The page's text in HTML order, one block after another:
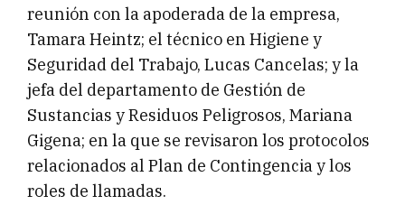
reunión con la apoderada de la empresa,
Tamara Heintz; el técnico en Higiene y
Seguridad del Trabajo, Lucas Cancelas; y la
jefa del departamento de Gestión de
Sustancias y Residuos Peligrosos, Mariana
Gigena; en la que se revisaron los protocolos
relacionados al Plan de Contingencia y los
roles de llamadas.